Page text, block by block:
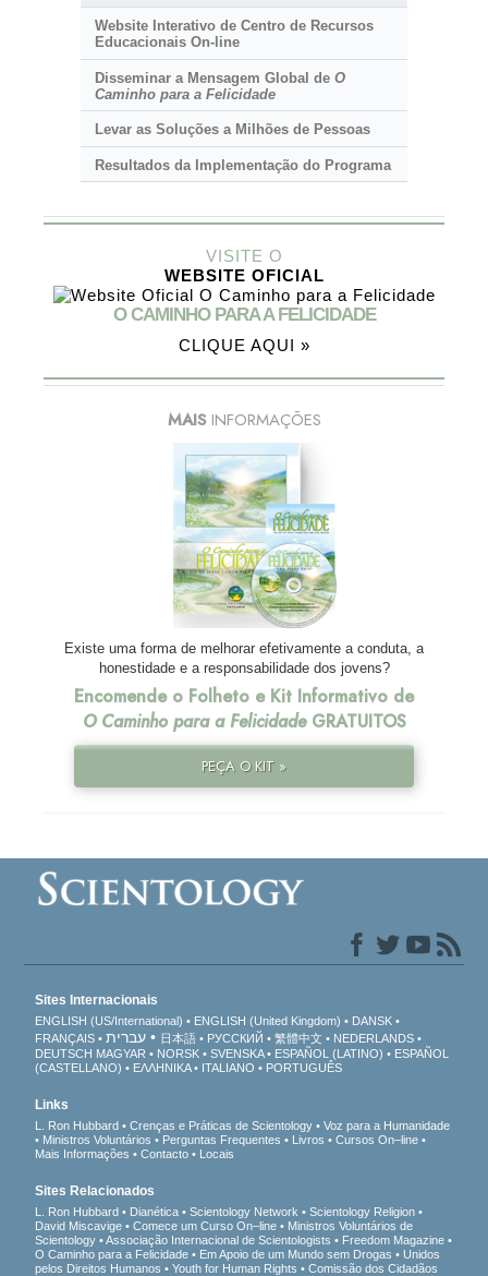
Website Interativo de Centro de Recursos
Educacionais On-line
Disseminar a Mensagem Global de O
Caminho para a Felicidade
Levar as Soluções a Milhões de Pessoas
Resultados da Implementação do Programa
VISITE O
WEBSITE OFICIAL
O CAMINHO PARA A FELICIDADE
CLIQUE AQUI »
MAIS INFORMAÇÕES
Existe uma forma de melhorar efetivamente a conduta, a
honestidade e a responsabilidade dos jovens?
Encomende o Folheto e Kit Informativo de
O Caminho para a FelicidadeGRATUITOS
PEÇA O KIT »
Sites Internacionais
ENGLISH (US/International) ENGLISH (United Kingdom)
DANSK
FRANÇAIS
עברית 日本語 РУССКИЙ 繁體中文
NEDERLANDS
DEUTSCH MAGYAR NORSK SVENSKA ESPAÑOL (LATINO)
ESPAÑOL
(CASTELLANO)
ΕΛΛΗΝΙΚA ITALIANO PORTUGUÊS
Links
L. Ron Hubbard Crenças e Práticas de Scientology
Voz para a Humanidade
Ministros Voluntários
Perguntas Frequentes Livros
Cursos On–line
Mais Informações
Contacto Locais
Sites Relacionados
L. Ron Hubbard Dianética Scientology Network
Scientology Religion
David Miscavige
Comece um Curso On–line
Ministros Voluntários de
Scientology
Associação Internacional de Scientologists
Freedom Magazine
O Caminho para a Felicidade
Em Apoio de um Mundo sem Drogas
Unidos
pelos Direitos Humanos
Youth for Human Rights Comissão dos Cidadãos